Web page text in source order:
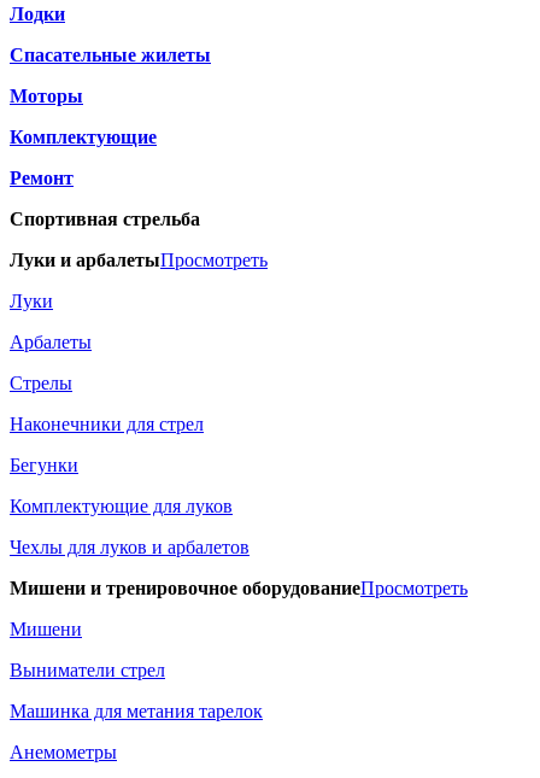
Лодки
Спасательные жилеты
Моторы
Комплектующие
Ремонт
Спортивная стрельба
Луки и арбалетыПросмотреть
Луки
Арбалеты
Стрелы
Наконечники для стрел
Бегунки
Комплектующие для луков
Чехлы для луков и арбалетов
Мишени и тренировочное оборудованиеПросмотреть
Мишени
Выниматели стрел
Машинка для метания тарелок
Анемометры